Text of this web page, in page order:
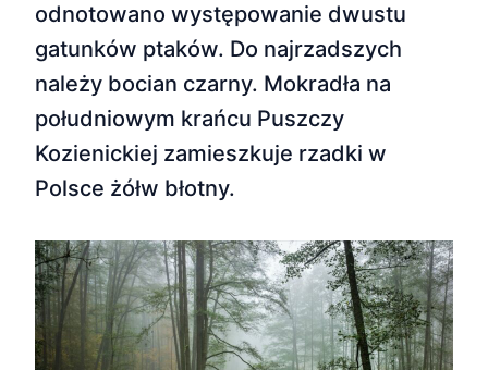
odnotowano występowanie dwustu
gatunków ptaków. Do najrzadszych
należy bocian czarny. Mokradła na
południowym krańcu Puszczy
Kozienickiej zamieszkuje rzadki w
Polsce żółw błotny.